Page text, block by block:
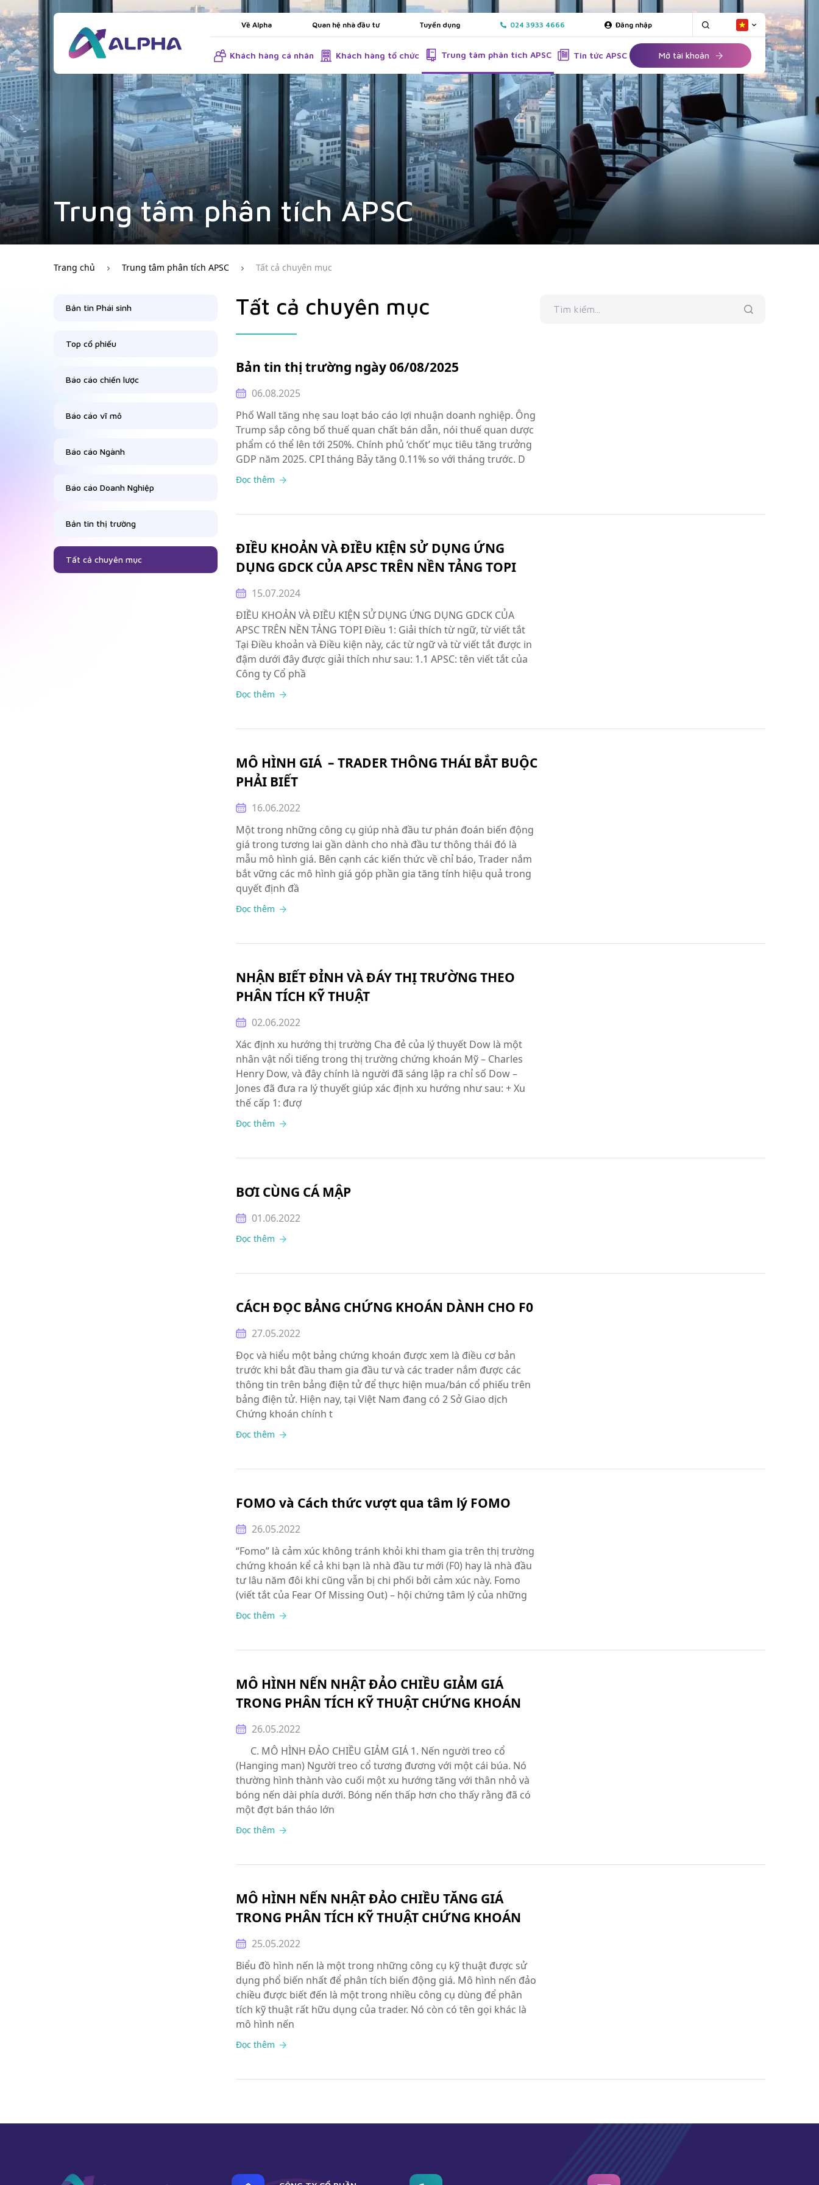
Về Alpha Quan hệ nhà đầu tư Tuyển dụng 024 3933 4666 Đăng nhập
Khách hàng cá nhân Khách hàng tổ chức Trung tâm phân tích APSC Tin tức APSC Mở tài khoản
Trung tâm phân tích APSC
Trang chủ Trung tâm phân tích APSC Tất cả chuyên mục
Bản tin Phái sinh
Top cổ phiếu
Báo cáo chiến lược
Báo cáo vĩ mô
Báo cáo Ngành
Báo cáo Doanh Nghiệp
Bản tin thị trường
Tất cả chuyên mục
Tất cả chuyên mục
Bản tin thị trường ngày 06/08/2025
06.08.2025
Phố Wall tăng nhẹ sau loạt báo cáo lợi nhuận doanh nghiệp. Ông
Trump sắp công bố thuế quan chất bán dẫn, nói thuế quan dược
phẩm có thể lên tới 250%. Chính phủ ‘chốt’ mục tiêu tăng trưởng
GDP năm 2025. CPI tháng Bảy tăng 0.11% so với tháng trước. D
Đọc thêm
ĐIỀU KHOẢN VÀ ĐIỀU KIỆN SỬ DỤNG ỨNG
DỤNG GDCK CỦA APSC TRÊN NỀN TẢNG TOPI
15.07.2024
ĐIỀU KHOẢN VÀ ĐIỀU KIỆN SỬ DỤNG ỨNG DỤNG GDCK CỦA
APSC TRÊN NỀN TẢNG TOPI Điều 1: Giải thích từ ngữ, từ viết tắt
Tại Điều khoản và Điều kiện này, các từ ngữ và từ viết tắt được in
đậm dưới đây được giải thích như sau: 1.1 APSC: tên viết tắt của
Công ty Cổ phầ
Đọc thêm
MÔ HÌNH GIÁ – TRADER THÔNG THÁI BẮT BUỘC
PHẢI BIẾT
16.06.2022
Một trong những công cụ giúp nhà đầu tư phán đoán biến động
giá trong tương lai gần dành cho nhà đầu tư thông thái đó là
mẫu mô hình giá. Bên cạnh các kiến thức về chỉ báo, Trader nắm
bắt vững các mô hình giá góp phần gia tăng tính hiệu quả trong
quyết định đầ
Đọc thêm
NHẬN BIẾT ĐỈNH VÀ ĐÁY THỊ TRƯỜNG THEO
PHÂN TÍCH KỸ THUẬT
02.06.2022
Xác định xu hướng thị trường Cha đẻ của lý thuyết Dow là một
nhân vật nổi tiếng trong thị trường chứng khoán Mỹ – Charles
Henry Dow, và đây chính là người đã sáng lập ra chỉ số Dow –
Jones đã đưa ra lý thuyết giúp xác định xu hướng như sau: + Xu
thế cấp 1: đượ
Đọc thêm
BƠI CÙNG CÁ MẬP
01.06.2022
Đọc thêm
CÁCH ĐỌC BẢNG CHỨNG KHOÁN DÀNH CHO F0
27.05.2022
Đọc và hiểu một bảng chứng khoán được xem là điều cơ bản
trước khi bắt đầu tham gia đầu tư và các trader nắm được các
thông tin trên bảng điện tử để thực hiện mua/bán cổ phiếu trên
bảng điện tử. Hiện nay, tại Việt Nam đang có 2 Sở Giao dịch
Chứng khoán chính t
Đọc thêm
FOMO và Cách thức vượt qua tâm lý FOMO
26.05.2022
“Fomo” là cảm xúc không tránh khỏi khi tham gia trên thị trường
chứng khoán kể cả khi bạn là nhà đầu tư mới (F0) hay là nhà đầu
tư lâu năm đôi khi cũng vẫn bị chi phối bởi cảm xúc này. Fomo
(viết tắt của Fear Of Missing Out) – hội chứng tâm lý của những
Đọc thêm
MÔ HÌNH NẾN NHẬT ĐẢO CHIỀU GIẢM GIÁ
TRONG PHÂN TÍCH KỸ THUẬT CHỨNG KHOÁN
26.05.2022
C. MÔ HÌNH ĐẢO CHIỀU GIẢM GIÁ 1. Nến người treo cổ
(Hanging man) Người treo cổ tương đương với một cái búa. Nó
thường hình thành vào cuối một xu hướng tăng với thân nhỏ và
bóng nến dài phía dưới. Bóng nến thấp hơn cho thấy rằng đã có
một đợt bán tháo lớn
Đọc thêm
MÔ HÌNH NẾN NHẬT ĐẢO CHIỀU TĂNG GIÁ
TRONG PHÂN TÍCH KỸ THUẬT CHỨNG KHOÁN
25.05.2022
Biểu đồ hình nến là một trong những công cụ kỹ thuật được sử
dụng phổ biến nhất để phân tích biến động giá. Mô hình nến đảo
chiều được biết đến là một trong nhiều công cụ dùng để phân
tích kỹ thuật rất hữu dụng của trader. Nó còn có tên gọi khác là
mô hình nến
Đọc thêm